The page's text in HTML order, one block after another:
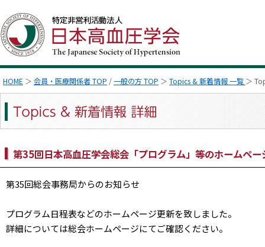
HOME ＞ 会員・医療関係者 TOP /一般の方 TOP ＞ Topics & 新着情報 一覧 ＞
第35回日本高血圧学会総会「プログラム」等のホームペ
第35回総会事務局からのお知らせ
プログラム日程表などのホームページ更新を致しました。
詳細については総会ホームページにてご確認ください。